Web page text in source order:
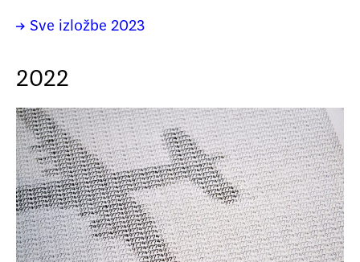
→ Sve izložbe 2023
2022